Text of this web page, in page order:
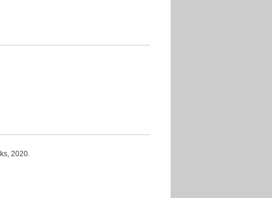
2020.